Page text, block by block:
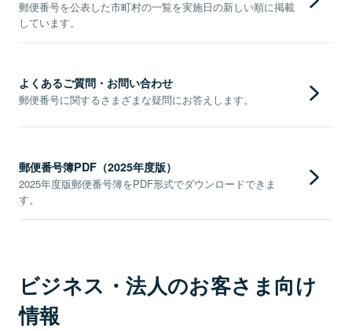
郵便番号を公表した市町村の一覧を実施日の新しい順に掲載
しています。
よくあるご質問・お問い合わせ
郵便番号に関するさまざまな疑問にお答えします。
郵便番号簿PDF（2025年度版）
2025年度版郵便番号簿をPDF形式でダウンロードできま
す。
ビジネス・法人のお客さま向け
情報